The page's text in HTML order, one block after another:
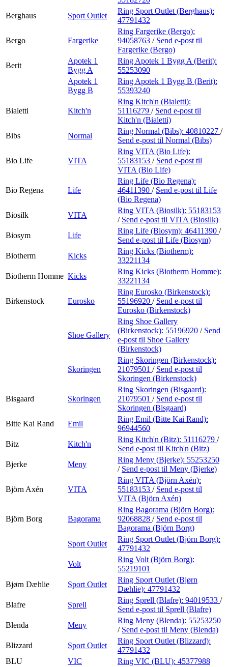
Berghaus
Sport Outlet
Ring Sport Outlet (Berghaus):
47791432
Bergo Fargerike
Ring Fargerike (Bergo):
94058763 / Send e-post til
Fargerike (Bergo)
Berit
Apotek 1
Bygg A
Ring Apotek 1 Bygg A (Berit):
55253090
Apotek 1
Bygg B
Ring Apotek 1 Bygg B (Berit):
55393240
Bialetti Kitch'n
Ring Kitch'n (Bialetti):
51116279 / Send e-post til
Kitch'n (Bialetti)
Bibs
Normal
Ring Normal (Bibs): 40810227 /
Send e-post til Normal (Bibs)
Bio Life VITA
Ring VITA (Bio Life):
55183153 / Send e-post til
VITA (Bio Life)
Bio Regena Life
Ring Life (Bio Regena):
46411390 / Send e-post til Life
(Bio Regena)
Biosilk
VITA
Ring VITA (Biosilk): 55183153
/ Send e-post til VITA (Biosilk)
Biosym
Life
Ring Life (Biosym): 46411390 /
Send e-post til Life (Biosym)
Biotherm
Kicks
Ring Kicks (Biotherm):
33221134
Biotherm Homme Kicks
Ring Kicks (Biotherm Homme):
33221134
Birkenstock Eurosko
Ring Eurosko (Birkenstock):
55196920 / Send e-post til
Eurosko (Birkenstock)
Shoe Gallery
Ring Shoe Gallery
(Birkenstock): 55196920 / Send
e-post til Shoe Gallery
(Birkenstock)
Skoringen
Ring Skoringen (Birkenstock):
21079501 / Send e-post til
Skoringen (Birkenstock)
Bisgaard Skoringen
Ring Skoringen (Bisgaard):
21079501 / Send e-post til
Skoringen (Bisgaard)
Bitte Kai Rand
Emil
Ring Emil (Bitte Kai Rand):
96944560
Bitz
Kitch'n
Ring Kitch'n (Bitz): 51116279 /
Send e-post til Kitch'n (Bitz)
Bjerke
Meny
Ring Meny (Bjerke): 55253250
/ Send e-post til Meny (Bjerke)
Björn Axén VITA
Ring VITA (Björn Axén):
55183153 / Send e-post til
VITA (Björn Axén)
Björn Borg Bagorama
Ring Bagorama (Björn Borg):
92068828 / Send e-post til
Bagorama (Björn Borg)
Sport Outlet
Ring Sport Outlet (Björn Borg):
47791432
Volt
Ring Volt (Björn Borg):
55219101
Bjørn Dæhlie
Sport Outlet
Ring Sport Outlet (Bjørn
Dæhlie): 47791432
Blafre
Sprell
Ring Sprell (Blafre): 94019533 /
Send e-post til Sprell (Blafre)
Blenda
Meny
Ring Meny (Blenda): 55253250
/ Send e-post til Meny (Blenda)
Blizzard
Sport Outlet
Ring Sport Outlet (Blizzard):
47791432
BLU
VIC Ring VIC (BLU): 45377988